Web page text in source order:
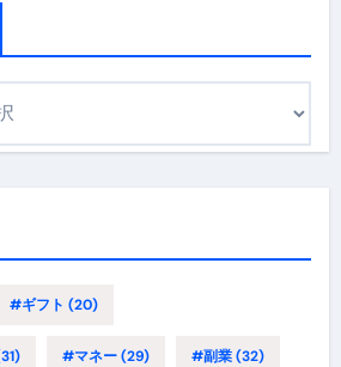
#ギフト (20)
#マネー(29) #副業(32)